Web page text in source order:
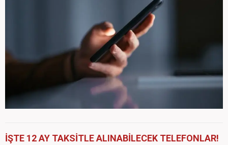
İŞTE 12 AY TAKSİTLE ALINABİLECEK TELEFONLAR!